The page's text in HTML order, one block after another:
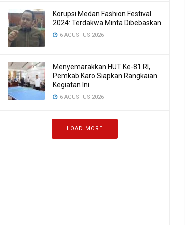
Korupsi Medan Fashion Festival
2024: Terdakwa Minta Dibebaskan
6 AGUSTUS 2026
Menyemarakkan HUT Ke-81 RI,
Pemkab Karo Siapkan Rangkaian
Kegiatan Ini
6 AGUSTUS 2026
LOAD MORE